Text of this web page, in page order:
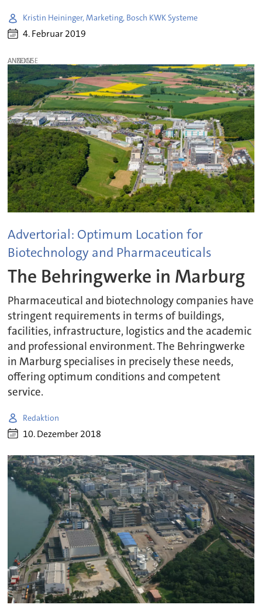
Kristin Heininger, Marketing, Bosch KWK Systeme
4. Februar 2019
ANZEIGE
Advertorial: Optimum Location for
Biotechnology and Pharmaceuticals
The Behringwerke in Marburg
Pharmaceutical and biotechnology companies have
stringent requirements in terms of buildings,
facilities, infrastructure, logistics and the academic
and professional environment. The Behringwerke
in Marburg specialises in precisely these needs,
offering optimum conditions and competent
service.
Redaktion
10. Dezember 2018